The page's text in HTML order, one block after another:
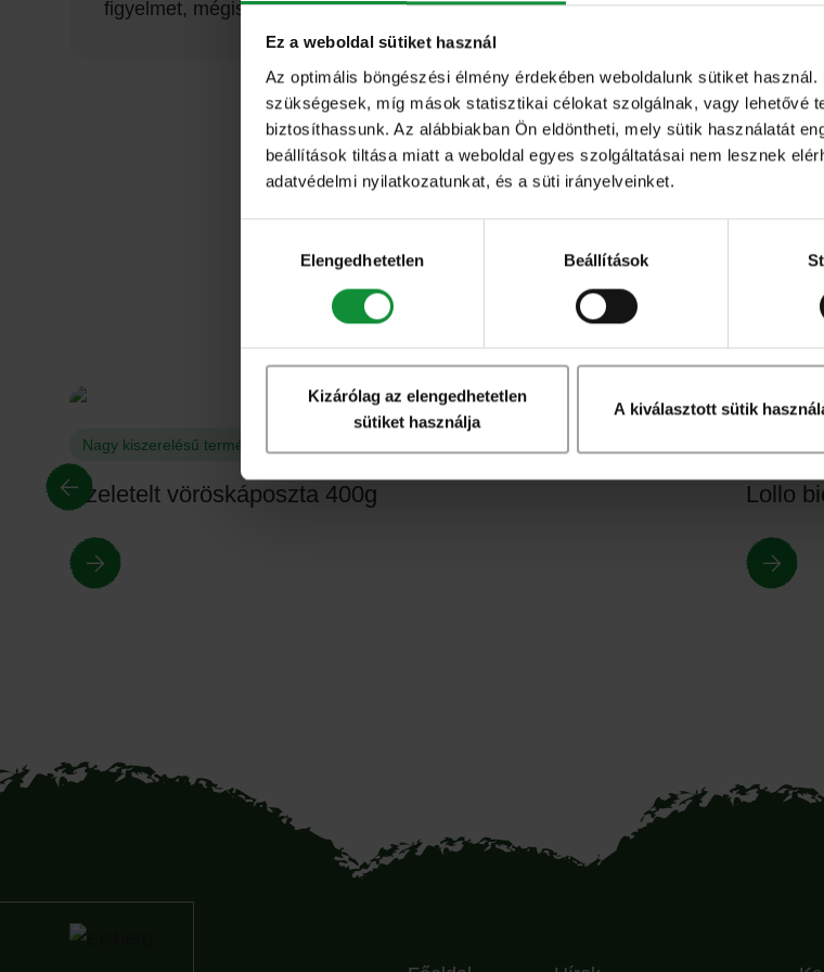
Ez a weboldal sütiket használ
Az optimális böngészési élmény érdekében weboldalunk sütiket
szükségesek, míg mások statisztikai célokat szolgálnak, vagy lehetővé
biztosíthassunk. Az alábbiakban Ön eldöntheti, mely sütik használatát
beállítások tiltása miatt a weboldal egyes szolgáltatásai nem lesznek
adatvédelmi nyilatkozatunkat, és a süti irányelveinket.
kiválasztásaElengedhetetlen Beállítások
Kizárólag az elengedhetetlen
sütiket használja
A kiválasztott sütik
figyelmet, mégis hozzátesz az összhatáshoz.
További
Keress tovább termékeink
Nagy kiszerelésű termékeink
Szeletelt vöröskáposzta 400g Lollo